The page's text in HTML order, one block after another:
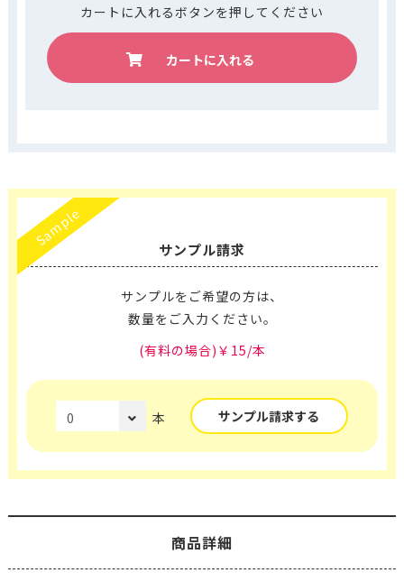
カートに入れるボタンを押してください
カートに入れる
Sample
サンプル請求
サンプルをご希望の方は、
数量をご入力ください。
(有料の場合)￥15/本
本 サンプル請求する
商品詳細